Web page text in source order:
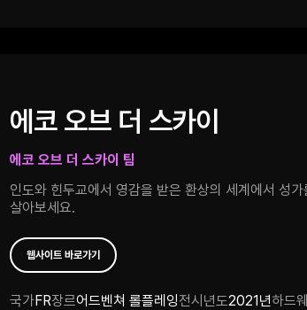
때의 이동 속도를 조금 더 높여주셨으면 좋겠습니다.
누름 상태로 고정하는 자동 달리기 기능을 넣어주셔도
잘못 들어도 그 루트가 잘못되었다는 걸 깨닫기가 쉽지
경로로 가고 있을 때는 그 방향이 아니라고 경고 정도
플레이가 훨씬 원활해질 거라고 생각합니다.
에코 오브 더 스카이
에코 오브 더 스카이 팀
인도와 힌두교에서 영감을 받은 환상의 세계에서 성
살아보세요.
웹사이트 바로가기
국가FR장르어드벤쳐 롤플레잉전시년도2021년하드